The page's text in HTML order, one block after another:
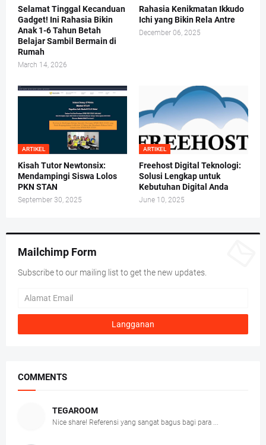
Selamat Tinggal Kecanduan
Gadget! Ini Rahasia Bikin
Anak 1-6 Tahun Betah
Belajar Sambil Bermain di
Rumah
March 14, 2026
Rahasia Kenikmatan Ikkudo
Ichi yang Bikin Rela Antre
December 06, 2025
ARTIKEL
Kisah Tutor Newtonsix:
Mendampingi Siswa Lolos
PKN STAN
September 30, 2025
ARTIKEL
Freehost Digital Teknologi:
Solusi Lengkap untuk
Kebutuhan Digital Anda
June 10, 2025
Mailchimp Form
Subscribe to our mailing list to get the new updates.
COMMENTS
TEGAROOM
Nice share! Referensi yang sangat bagus bagi para ...